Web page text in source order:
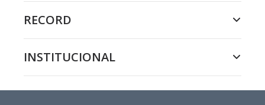
RECORD
INSTITUCIONAL